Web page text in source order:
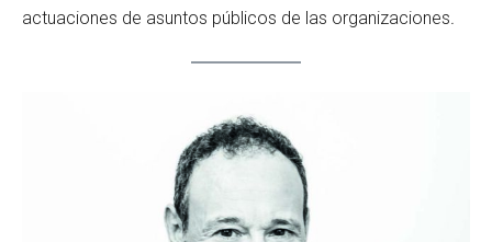
actuaciones de asuntos públicos de las organizaciones